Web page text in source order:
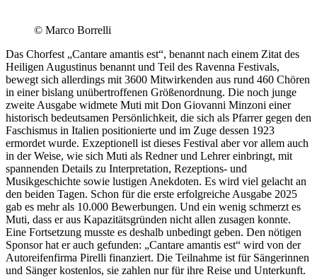
© Marco Borrelli
Das Chorfest „Cantare amantis est“, benannt nach einem Zitat des
Heiligen Augustinus benannt und Teil des Ravenna Festivals,
bewegt sich allerdings mit 3600 Mitwirkenden aus rund 460 Chören
in einer bislang unübertroffenen Größenordnung. Die noch junge
zweite Ausgabe widmete Muti mit Don Giovanni Minzoni einer
historisch bedeutsamen Persönlichkeit, die sich als Pfarrer gegen den
Faschismus in Italien positionierte und im Zuge dessen 1923
ermordet wurde. Exzeptionell ist dieses Festival aber vor allem auch
in der Weise, wie sich Muti als Redner und Lehrer einbringt, mit
spannenden Details zu Interpretation, Rezeptions- und
Musikgeschichte sowie lustigen Anekdoten. Es wird viel gelacht an
den beiden Tagen. Schon für die erste erfolgreiche Ausgabe 2025
gab es mehr als 10.000 Bewerbungen. Und ein wenig schmerzt es
Muti, dass er aus Kapazitätsgründen nicht allen zusagen konnte.
Eine Fortsetzung musste es deshalb unbedingt geben. Den nötigen
Sponsor hat er auch gefunden: „Cantare amantis est“ wird von der
Autoreifenfirma Pirelli finanziert. Die Teilnahme ist für Sängerinnen
und Sänger kostenlos, sie zahlen nur für ihre Reise und Unterkunft.